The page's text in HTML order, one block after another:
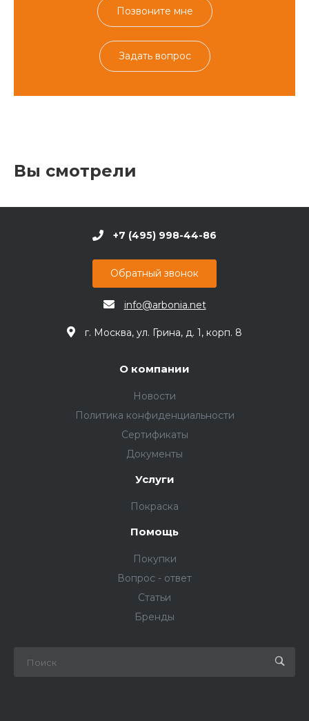
Позвоните мне
Задать вопрос
Вы смотрели
+7 (495) 998-44-86
Обратный звонок
info@arbonia.net
г. Москва, ул. Грина, д. 1, корп. 8
О компании
Новости
Политика конфиденциальности
Сертификаты
Документы
Услуги
Покраска
Помощь
Покупки
Вопрос - ответ
Статьи
Бренды